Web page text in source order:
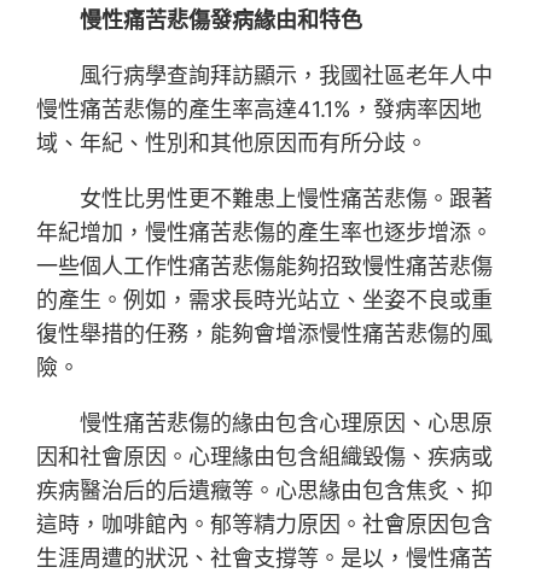
慢性痛苦悲傷發病緣由和特色
風行病學查詢拜訪顯示，我國社區老年人中
慢性痛苦悲傷的產生率高達41.1%，發病率因地
域、年紀、性別和其他原因而有所分歧。
女性比男性更不難患上慢性痛苦悲傷。跟著
年紀增加，慢性痛苦悲傷的產生率也逐步增添。
一些個人工作性痛苦悲傷能夠招致慢性痛苦悲傷
的產生。例如，需求長時光站立、坐姿不良或重
復性舉措的任務，能夠會增添慢性痛苦悲傷的風
險。
慢性痛苦悲傷的緣由包含心理原因、心思原
因和社會原因。心理緣由包含組織毀傷、疾病或
疾病醫治后的后遺癥等。心思緣由包含焦炙、抑
這時，咖啡館內。郁等精力原因。社會原因包含
生涯周遭的狀況、社會支撐等。是以，慢性痛苦